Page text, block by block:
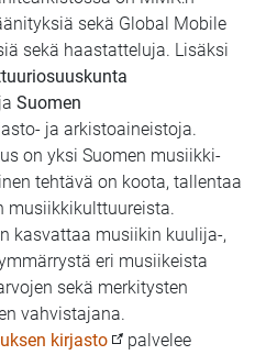
sekä Global Mobile
sekä haastatteluja. Lisäksi
ja Suomen
ja arkistoaineistoja.
on yksi Suomen musiikki-
tehtävä on koota, tallentaa
musiikkikulttuureista.
kasvattaa musiikin kuulija-,
eri musiikeista
sekä merkitysten
vahvistajana.
kirjasto
palvelee